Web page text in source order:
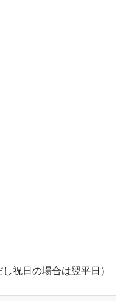
祝日の場合は翌平日）